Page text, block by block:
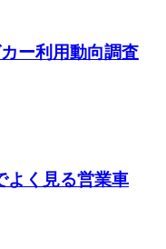
ー利用動向調査
よく見る営業車